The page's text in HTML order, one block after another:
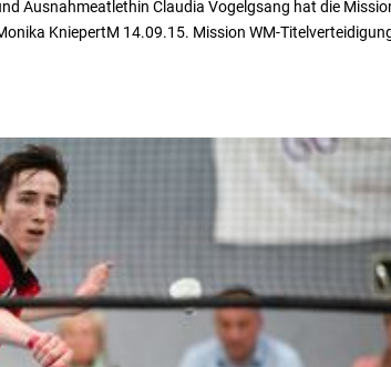
Ausnahmeatlethin Claudia Vogelgsang hat die
KniepertM 14.09.15. Mission WM-